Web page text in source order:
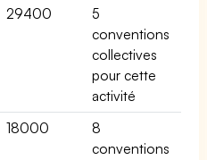
29400
5
conventions
collectives
pour cette
activité
18000
8
conventions